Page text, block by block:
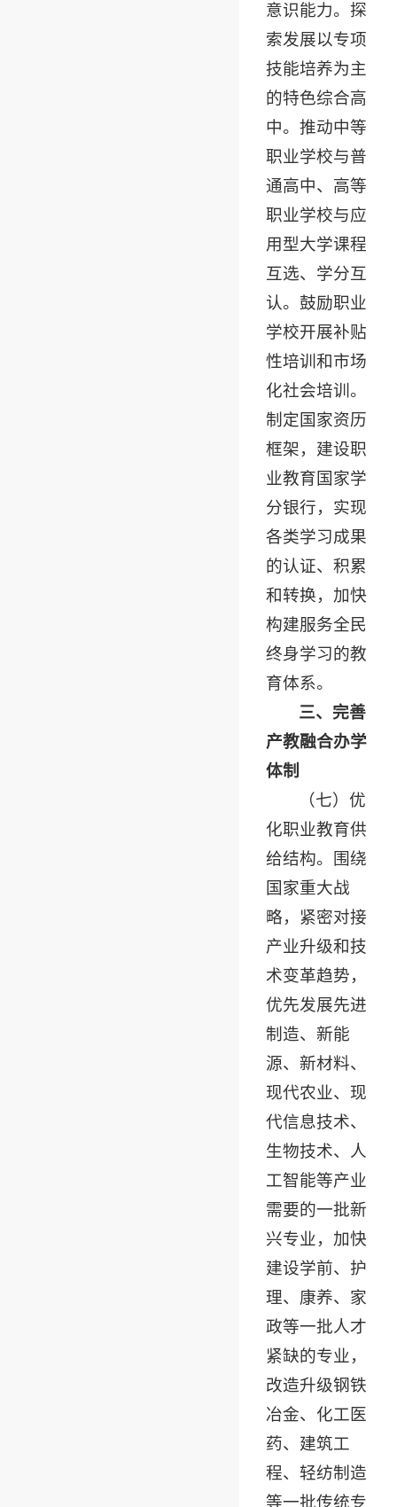
意识能力。探
索发展以专项
技能培养为主
的特色综合高
中。推动中等
职业学校与普
通高中、高等
职业学校与应
用型大学课程
互选、学分互
认。鼓励职业
学校开展补贴
性培训和市场
化社会培训。
制定国家资历
框架，建设职
业教育国家学
分银行，实现
各类学习成果
的认证、积累
和转换，加快
构建服务全民
终身学习的教
育体系。
三、完善
产教融合办学
体制
（七）优
化职业教育供
给结构。围绕
国家重大战
略，紧密对接
产业升级和技
术变革趋势，
优先发展先进
制造、新能
源、新材料、
现代农业、现
代信息技术、
生物技术、人
工智能等产业
需要的一批新
兴专业，加快
建设学前、护
理、康养、家
政等一批人才
紧缺的专业，
改造升级钢铁
冶金、化工医
药、建筑工
程、轻纺制造
等一批传统专